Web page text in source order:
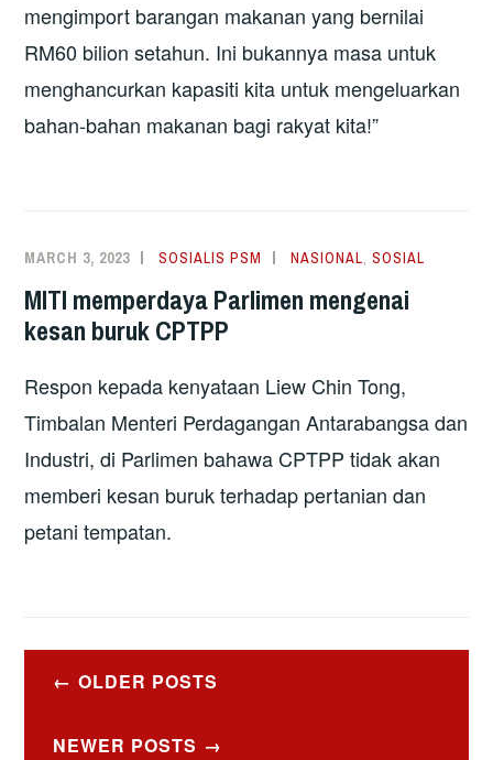
mengimport barangan makanan yang bernilai
RM60 bilion setahun. Ini bukannya masa untuk
menghancurkan kapasiti kita untuk mengeluarkan
bahan-bahan makanan bagi rakyat kita!”
MARCH 3, 2023 SOSIALIS PSM NASIONAL,SOSIAL
MITI memperdaya Parlimen mengenai
kesan buruk CPTPP
Respon kepada kenyataan Liew Chin Tong,
Timbalan Menteri Perdagangan Antarabangsa dan
Industri, di Parlimen bahawa CPTPP tidak akan
memberi kesan buruk terhadap pertanian dan
petani tempatan.
PostsOLDER POSTS
NEWER POSTS